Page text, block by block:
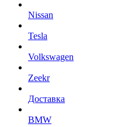
Nissan
Tesla
Volkswagen
Zeekr
Доставка
BMW